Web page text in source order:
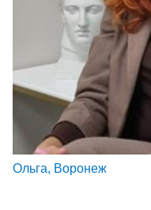
Ольга, Воронеж